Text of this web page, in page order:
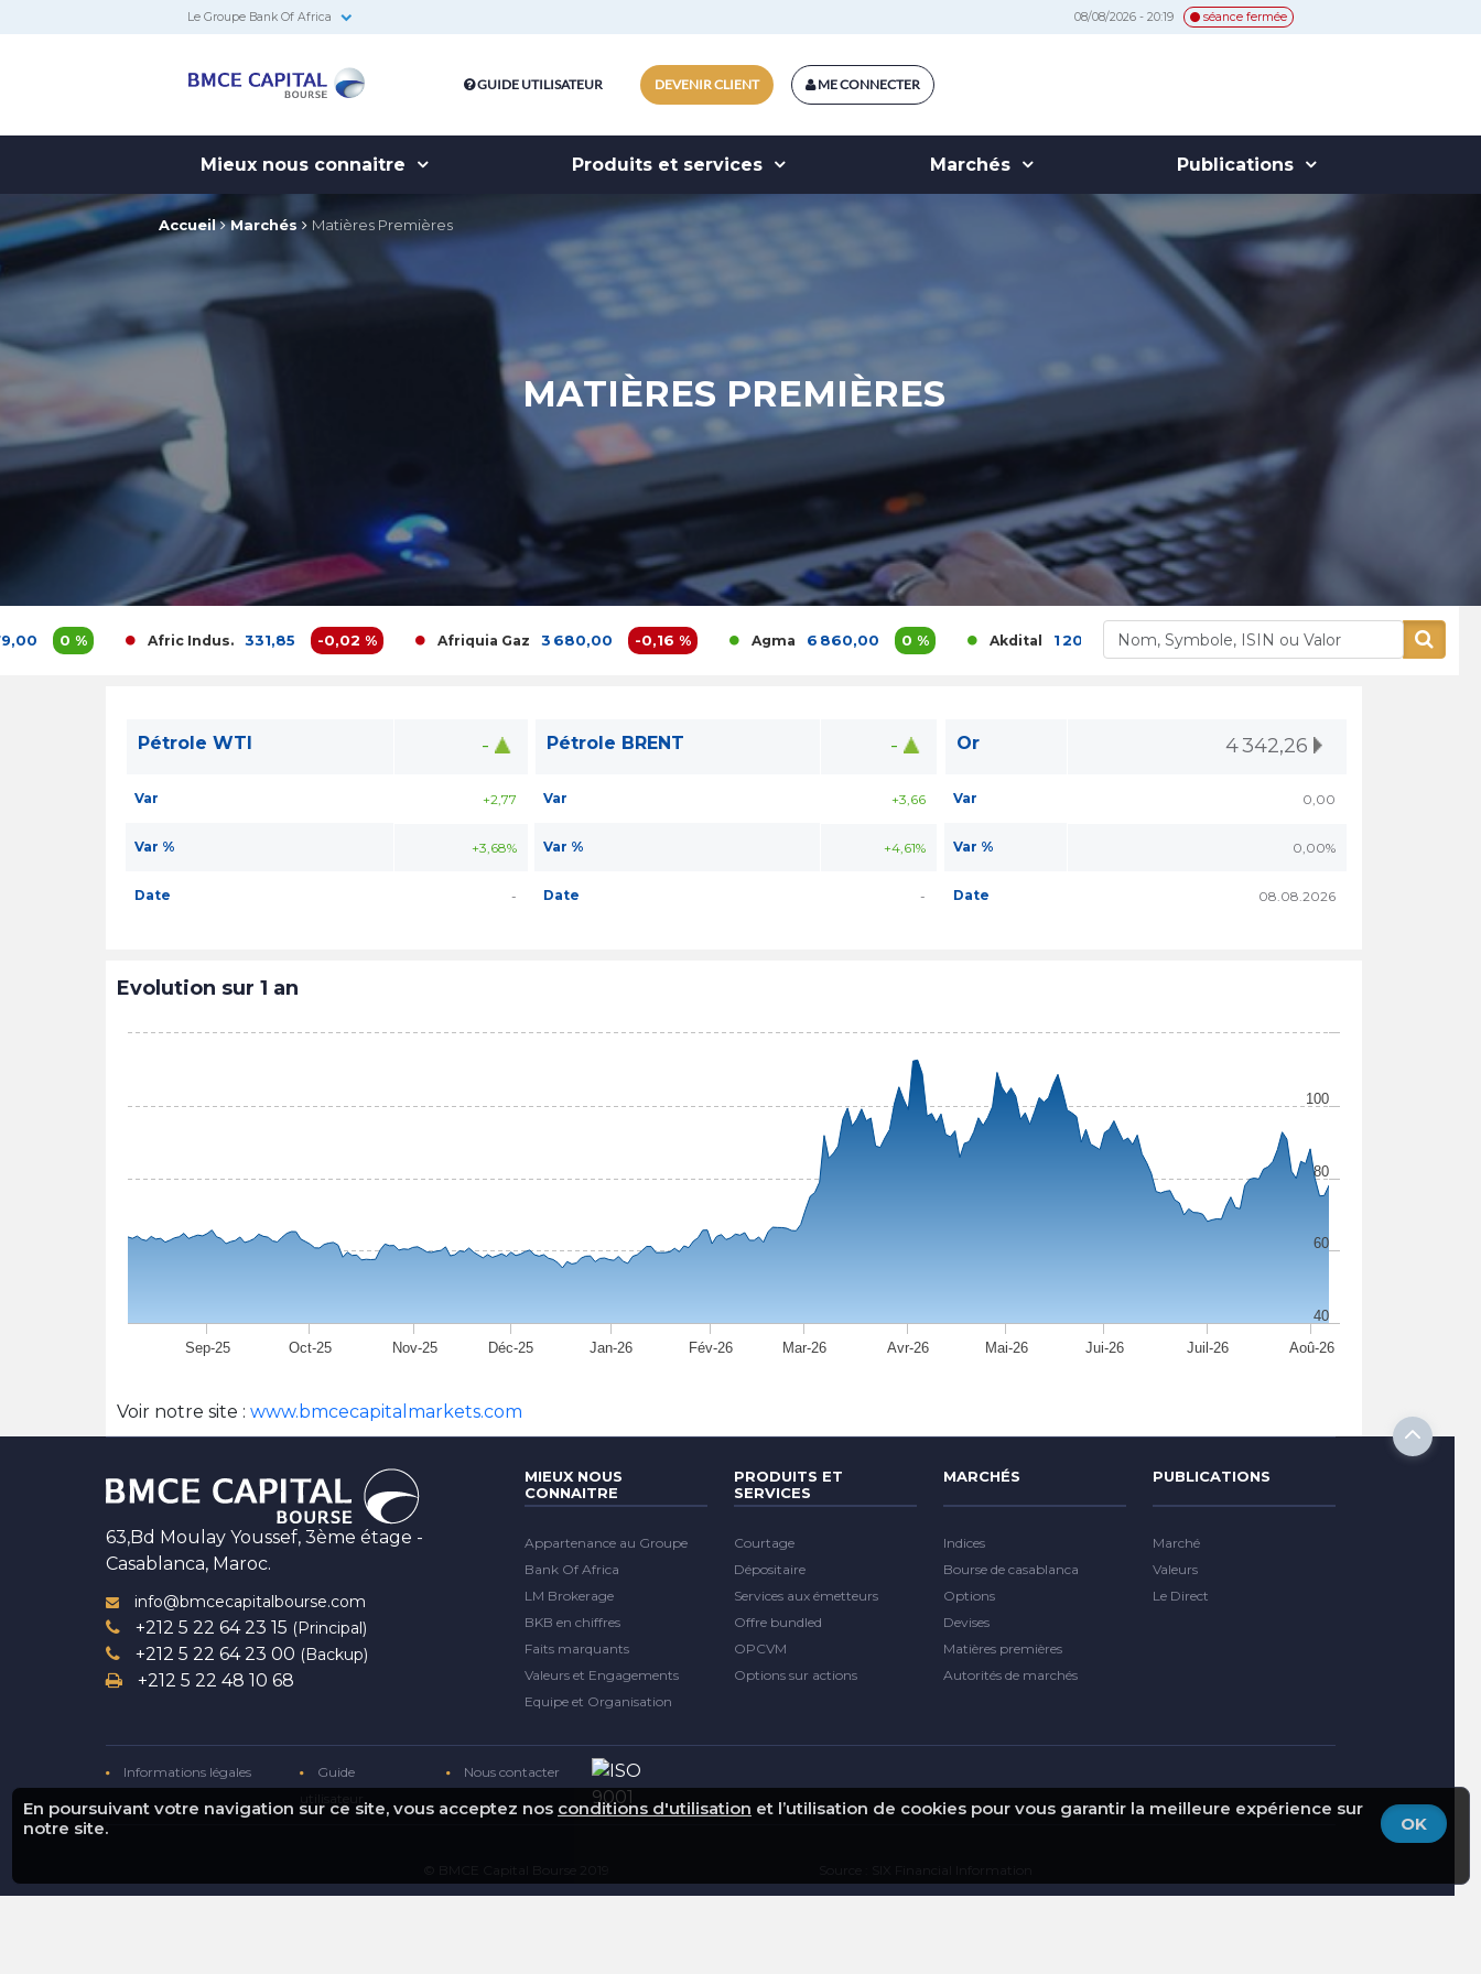
Le Groupe Bank Of Africa 08/08/2026 - 20:19 séance fermée
Bourse
ME CONNECTER
DEVENIR CLIENT
GUIDE UTILISATEUR
Mieux nous connaitre Produits et services Marchés Publications
Accueil Marchés Matières Premières
MATIÈRES PREMIÈRES
0 % Afric Indus. 331,85 -0,02 % Afriquia Gaz 3 680,00 -0,16 % Agma 6 860,00 0 % Akdital 1 200,00 3,9 % Alliances 400,00
Pétrole WTI -
Var +2,77
Var % +3,68%
Date -
Pétrole BRENT -
Var +3,66
Var % +4,61%
Date -
Or 4 342,26
Var 0,00
Var % 0,00%
Date 08.08.2026
Evolution sur 1 an
Sep-25 Oct-25 Nov-25 Déc-25 Jan-26 Fév-26 Mar-26 Avr-26 Mai-26 Jui-26 Juil-26 Aoû-26
40
60
80
100
Voir notre site : www.bmcecapitalmarkets.com
OK
En poursuivant votre navigation sur ce site, vous acceptez nos conditions d'utilisation et l’utilisation de cookies pour vous garantir la meilleure expérience sur
notre site.
63,Bd Moulay Youssef, 3ème étage -
Casablanca, Maroc.
info@bmcecapitalbourse.com
+212 5 22 64 23 15 (Principal)
+212 5 22 64 23 00 (Backup)
+212 5 22 48 10 68
MIEUX NOUS
CONNAITRE
Appartenance au Groupe
Bank Of Africa
LM Brokerage
BKB en chiffres
Faits marquants
Valeurs et Engagements
Equipe et Organisation
PRODUITS ET
SERVICES
Courtage
Dépositaire
Services aux émetteurs
Offre bundled
OPCVM
Options sur actions
MARCHÉS
Indices
Bourse de casablanca
Options
Devises
Matières premières
Autorités de marchés
PUBLICATIONS
Marché
Valeurs
Le Direct
Informations légales
Guide
Nous contacter